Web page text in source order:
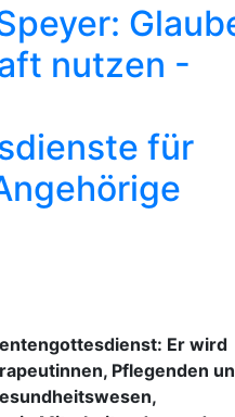
nutzen -
für
Er wird
Pflegenden